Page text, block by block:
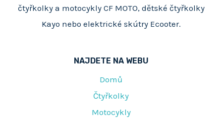
čtyřkolky a motocykly CF MOTO, dětské čtyřkolky
Kayo nebo elektrické skútry Ecooter.
NAJDETE NA WEBU
Domů
Čtyřkolky
Motocykly